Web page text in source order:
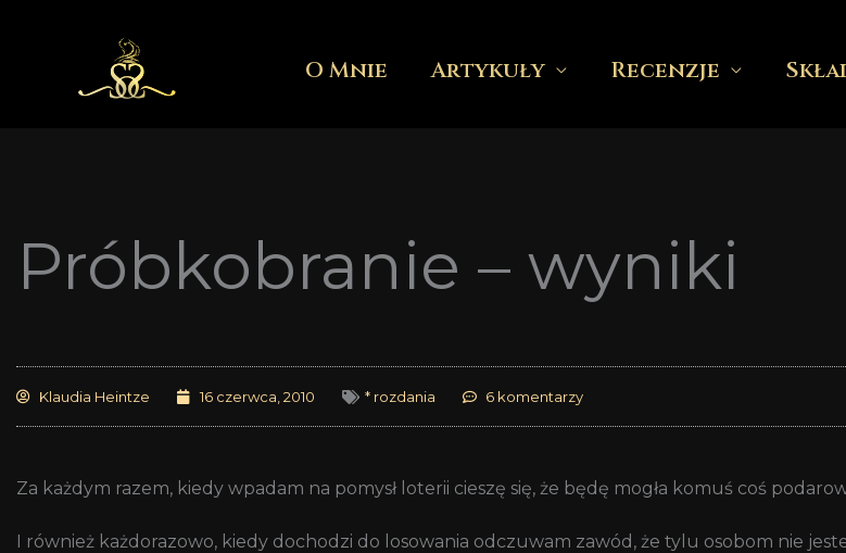
O Mnie Artykuły Recenzje
Próbkobranie – wyniki
Klaudia Heintze 16 czerwca, 2010 * rozdania 6 komentarzy
Za każdym razem, kiedy wpadam na pomysł loterii cieszę się, że będę mogła komuś coś
I również każdorazowo, kiedy dochodzi do losowania odczuwam zawód, że tylu osobom nie